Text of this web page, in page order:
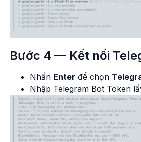
Bước 4 — Kết nối
Nhấn Enter để chọn
Nhập Telegram Bot Token